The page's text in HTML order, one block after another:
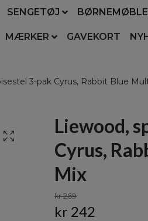
SENGETØJ
MÆRKER GAVEKORT
3-pak Cyrus, Rabbit Blue
Liewood,
Cyrus,
Mix
kr 269
kr 242